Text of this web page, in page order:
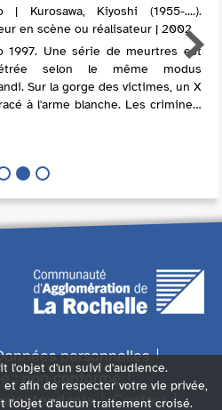
| Kurosawa, Kiyoshi (1955-....).
en scène ou réalisateur | 2002
1997. Une série de meurtres est
selon le même modus
Sur la gorge des victimes, un X
à l'arme blanche. Les criminels
personnelles
: non conforme
Contact
l'objet d'un suivi d'audience.
afin de respecter votre vie privée,
l'objet d'aucun traitement croisé.